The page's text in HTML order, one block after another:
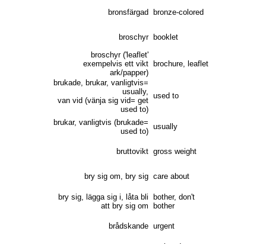
bronsfärgad bronze-colored
broschyr
booklet
broschyr ('leaflet'
exempelvis ett vikt
ark/papper)
brochure, leaflet
brukade, brukar, vanligtvis=
usually,
van vid (vänja sig vid= get
used to)
used to
brukar, vanligtvis (brukade=
used to)
usually
bruttovikt gross weight
bry sig om, bry sig care about
bry sig, lägga sig i, låta bli
att bry sig om
bother, don't
bother
brådskande urgent